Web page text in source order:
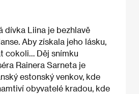
dívka Liina je bezhlavě
Aby získala jeho lásku,
cokoli… Děj snímku
Rainera Sarneta je
estonský venkov, kde
obyvatelé kradou, kde